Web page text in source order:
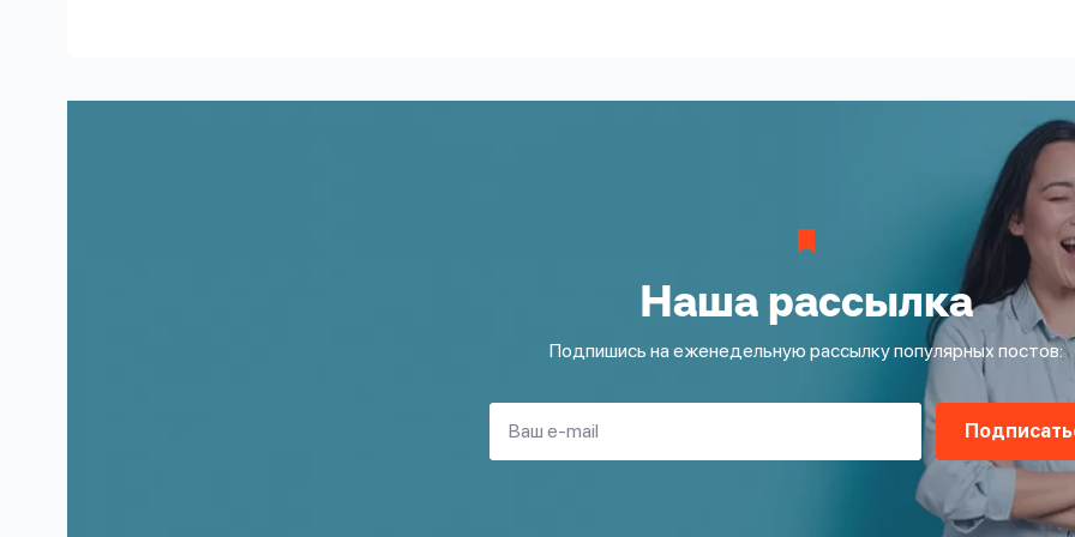
Наша рассылка
Подпишись на еженедельную рассылку популярных постов: